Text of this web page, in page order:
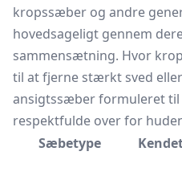
kropssæber og andre
hovedsageligt gennem
sammensætning. Hvor
til at fjerne stærkt sved
ansigtssæber formuleret
respektfulde over for
Sæbetype